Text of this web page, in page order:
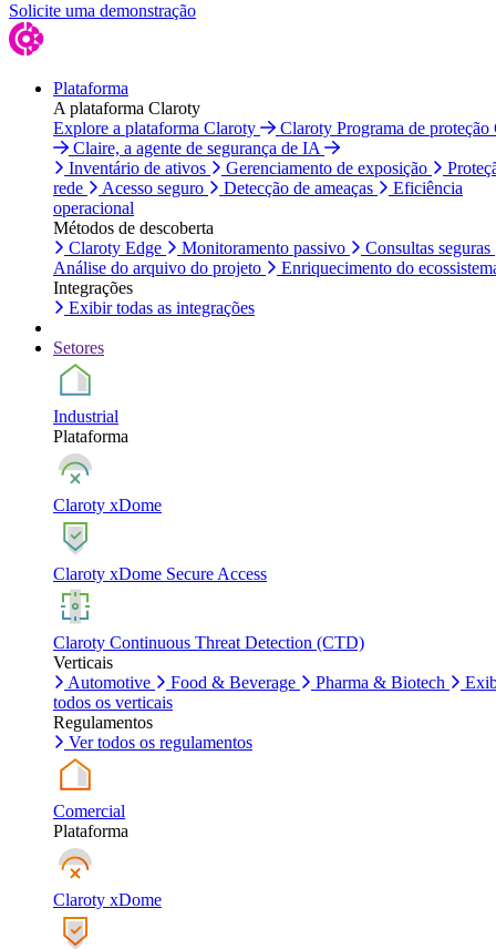
Solicite uma demonstração
Plataforma
A plataforma Claroty
Explore a plataforma Claroty
Claroty Programa de proteção
Claire, a agente de segurança de IA
Inventário de ativos
Gerenciamento de exposição
rede
Acesso seguro Detecção de ameaças
Eficiência
operacional
Métodos de descoberta
Claroty Edge
Monitoramento passivo
Consultas seguras
Análise do arquivo do projeto
Enriquecimento do
Integrações
Exibir todas as integrações
Setores
Industrial
Plataforma
Claroty xDome
Claroty xDome Secure Access
Claroty Continuous Threat Detection (CTD)
Verticais
Automotive
Food & Beverage Pharma & Biotech
todos os verticais
Regulamentos
Ver todos os regulamentos
Comercial
Plataforma
Claroty xDome